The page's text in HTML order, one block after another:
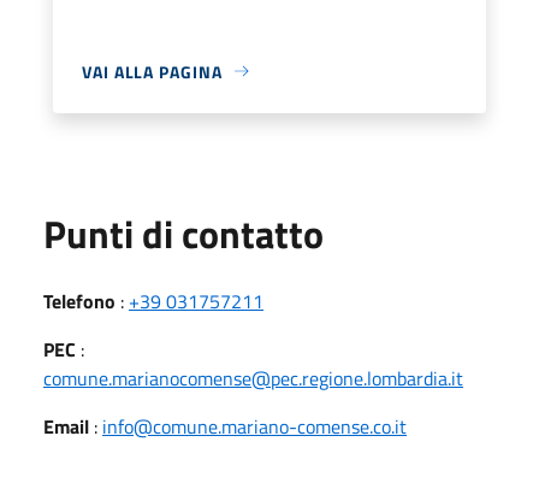
VAI ALLA PAGINA
Punti di contatto
Telefono : +39 031757211
PEC :
comune.marianocomense@pec.regione.lombardia.it
Email : info@comune.mariano-comense.co.it